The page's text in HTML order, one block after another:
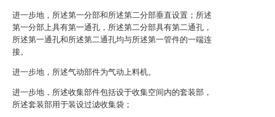
进一步地，所述第一分部和所述第二分部垂直设置；所述
第一分部上具有第一通孔，所述第二分部具有第二通孔，
所述第一通孔和所述第二通孔均与所述第一管件的一端连
接。
进一步地，所述气动部件为气动上料机。
进一步地，所述收集部件包括设于收集空间内的套装部，
所述套装部用于装设过滤收集袋；